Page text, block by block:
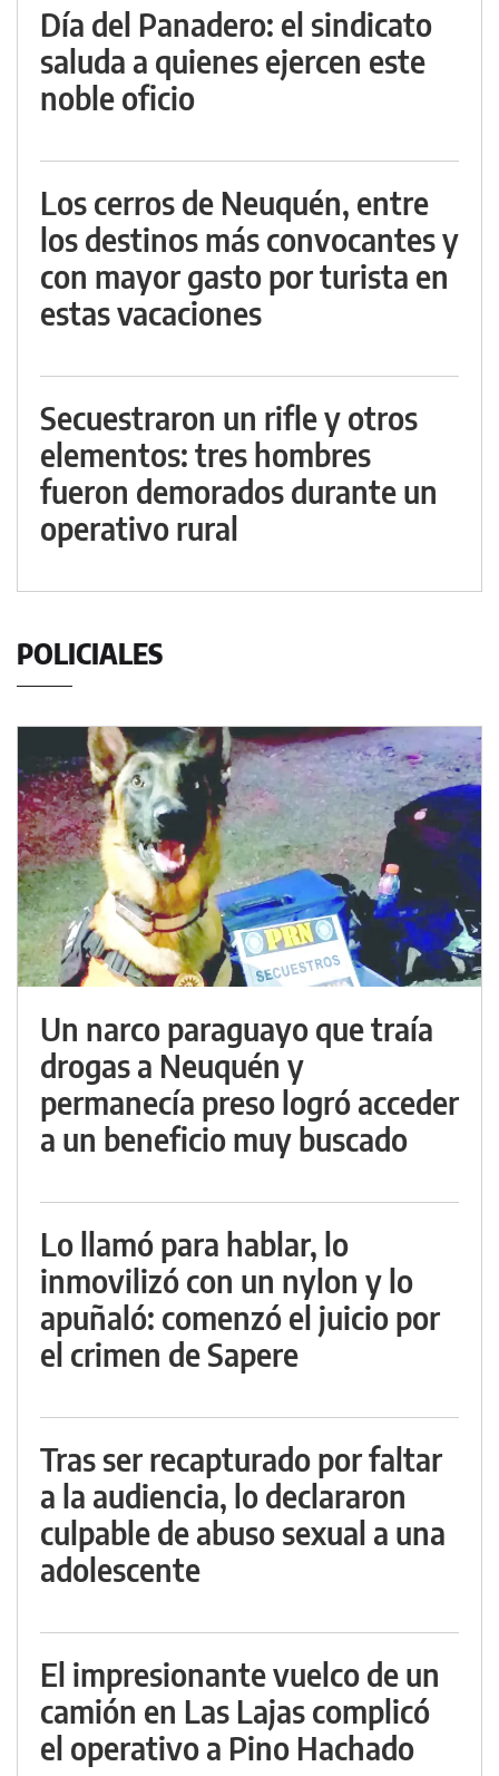
Día del Panadero: el sindicato
saluda a quienes ejercen este
noble oficio
Los cerros de Neuquén, entre
los destinos más convocantes y
con mayor gasto por turista en
estas vacaciones
Secuestraron un rifle y otros
elementos: tres hombres
fueron demorados durante un
operativo rural
POLICIALES
Un narco paraguayo que traía
drogas a Neuquén y
permanecía preso logró acceder
a un beneficio muy buscado
Lo llamó para hablar, lo
inmovilizó con un nylon y lo
apuñaló: comenzó el juicio por
el crimen de Sapere
Tras ser recapturado por faltar
a la audiencia, lo declararon
culpable de abuso sexual a una
adolescente
El impresionante vuelco de un
camión en Las Lajas complicó
el operativo a Pino Hachado